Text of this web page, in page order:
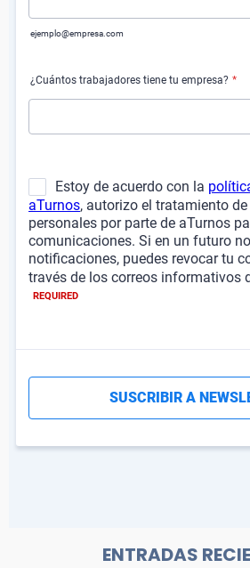
ENTRADAS